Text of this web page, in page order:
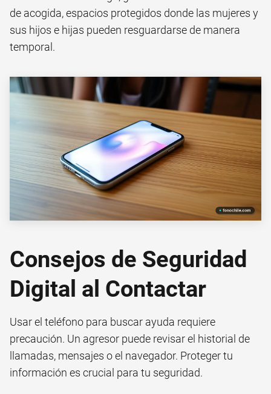
de acogida, espacios protegidos donde las mujeres y
sus hijos e hijas pueden resguardarse de manera
temporal.
Consejos de Seguridad
Digital al Contactar
Usar el teléfono para buscar ayuda requiere
precaución. Un agresor puede revisar el historial de
llamadas, mensajes o el navegador. Proteger tu
información es crucial para tu seguridad.